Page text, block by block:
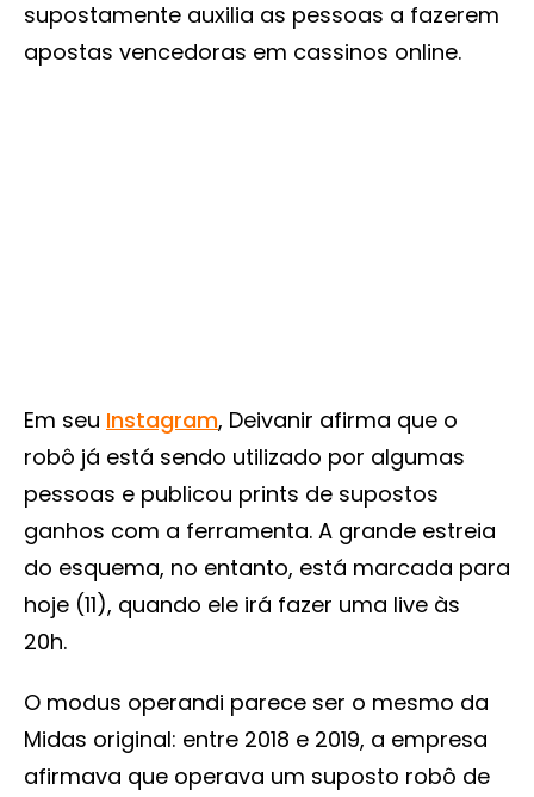
supostamente auxilia as pessoas a fazerem
apostas vencedoras em cassinos online.
Em seu Instagram, Deivanir afirma que o
robô já está sendo utilizado por algumas
pessoas e publicou prints de supostos
ganhos com a ferramenta. A grande estreia
do esquema, no entanto, está marcada para
hoje (11), quando ele irá fazer uma live às
20h.
O modus operandi parece ser o mesmo da
Midas original: entre 2018 e 2019, a empresa
afirmava que operava um suposto robô de